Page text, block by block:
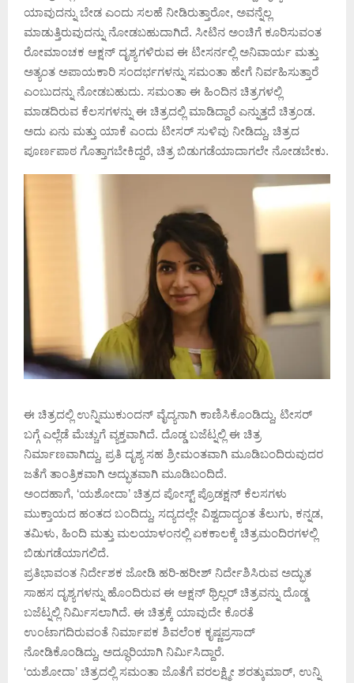
ಯಾವುದನ್ನು ಬೇಡ ಎಂದು ಸಲಹೆ ನೀಡಿರುತ್ತಾರೋ, ಅವನ್ನೆಲ್ಲ
ಮಾಡುತ್ತಿರುವುದನ್ನು ನೋಡಬಹುದಾಗಿದೆ. ಸೀಟಿನ ಅಂಚಿಗೆ ಕೂರಿಸುವಂತ
ರೋಮಾಂಚಕ ಆಕ್ಷನ್ ದೃಶ್ಯಗಳಿರುವ ಈ ಟೀಸರ್ನಲ್ಲಿ ಅನಿವಾರ್ಯ ಮತ್ತು
ಅತ್ಯಂತ ಅಪಾಯಕಾರಿ ಸಂದರ್ಭಗಳನ್ನು ಸಮಂತಾ ಹೇಗೆ ನಿರ್ವಹಿಸುತ್ತಾರೆ
ಎಂಬುದನ್ನು ನೋಡಬಹುದು. ಸಮಂತಾ ಈ ಹಿಂದಿನ ಚಿತ್ರಗಳಲ್ಲಿ
ಮಾಡದಿರುವ ಕೆಲಸಗಳನ್ನು ಈ ಚಿತ್ರದಲ್ಲಿ ಮಾಡಿದ್ದಾರೆ ಎನ್ನುತ್ತದೆ ಚಿತ್ರಂಡ.
ಅದು ಏನು ಮತ್ತು ಯಾಕೆ ಎಂದು ಟೀಸರ್ ಸುಳಿವು ನೀಡಿದ್ದು, ಚಿತ್ರದ
ಪೂರ್ಣಪಾಠ ಗೊತ್ತಾಗಬೇಕಿದ್ದರೆ, ಚಿತ್ರ ಬಿಡುಗಡೆಯಾದಾಗಲೇ ನೋಡಬೇಕು.
ಈ ಚಿತ್ರದಲ್ಲಿ ಉನ್ನಿಮುಕುಂದನ್ ವೈದ್ಯನಾಗಿ ಕಾಣಿಸಿಕೊಂಡಿದ್ದು, ಟೀಸರ್
ಬಗ್ಗೆ ಎಲ್ಲೆಡೆ ಮೆಚ್ಚುಗೆ ವ್ಯಕ್ತವಾಗಿದೆ. ದೊಡ್ಡ ಬಜೆಟ್ನಲ್ಲಿ ಈ ಚಿತ್ರ
ನಿರ್ಮಾಣವಾಗಿದ್ದು, ಪ್ರತಿ ದೃಶ್ಯ ಸಹ ಶ್ರೀಮಂತವಾಗಿ ಮೂಡಿಬಂದಿರುವುದರ
ಜತೆಗೆ ತಾಂತ್ರಿಕವಾಗಿ ಅದ್ಭುತವಾಗಿ ಮೂಡಿಬಂದಿದೆ.
ಅಂದಹಾಗೆ, ‘ಯಶೋದಾ’ ಚಿತ್ರದ ಪೋಸ್ಟ್ ಪ್ರೊಡಕ್ಷನ್ ಕೆಲಸಗಳು
ಮುಕ್ತಾಯದ ಹಂತದ ಬಂದಿದ್ದು, ಸದ್ಯದಲ್ಲೇ ವಿಶ್ವದಾದ್ಯಂತ ತೆಲುಗು, ಕನ್ನಡ,
ತಮಿಳು, ಹಿಂದಿ ಮತ್ತು ಮಲಯಾಳಂನಲ್ಲಿ ಏಕಕಾಲಕ್ಕೆ ಚಿತ್ರಮಂದಿರಗಳಲ್ಲಿ
ಬಿಡುಗಡೆಯಾಗಲಿದೆ.
ಪ್ರತಿಭಾವಂತ ನಿರ್ದೇಶಕ ಜೋಡಿ ಹರಿ-ಹರೀಶ್ ನಿರ್ದೇಶಿಸಿರುವ ಅದ್ಭುತ
ಸಾಹಸ ದೃಶ್ಯಗಳನ್ನು ಹೊಂದಿರುವ ಈ ಆಕ್ಷನ್ ಥ್ರಿಲ್ಲರ್ ಚಿತ್ರವನ್ನು ದೊಡ್ಡ
ಬಜೆಟ್ನಲ್ಲಿ ನಿರ್ಮಿಸಲಾಗಿದೆ. ಈ ಚಿತ್ರಕ್ಕೆ ಯಾವುದೇ ಕೊರತೆ
ಉಂಟಾಗದಿರುವಂತೆ ನಿರ್ಮಾಪಕ ಶಿವಲೆಂಕ ಕೃಷ್ಣಪ್ರಸಾದ್
ನೋಡಿಕೊಂಡಿದ್ದು, ಅದ್ಧೂರಿಯಾಗಿ ನಿರ್ಮಿಸಿದ್ದಾರೆ.
‘ಯಶೋದಾ’ ಚಿತ್ರದಲ್ಲಿ ಸಮಂತಾ ಜೊತೆಗೆ ವರಲಕ್ಷ್ಮೀ ಶರತ್ಕುಮಾರ್, ಉನ್ನಿ